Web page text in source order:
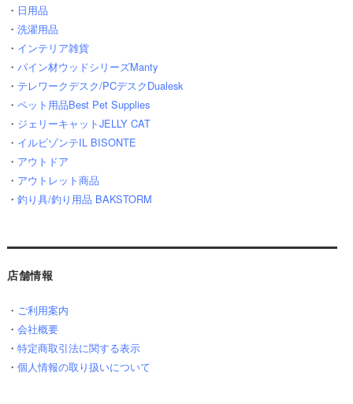
・ 日用品
・ 洗濯用品
・ インテリア雑貨
・ パイン材ウッドシリーズManty
・ テレワークデスク/PCデスクDualesk
・ ペット用品Best Pet Supplies
・ ジェリーキャットJELLY CAT
・ イルビゾンテIL BISONTE
・ アウトドア
・ アウトレット商品
・ 釣り具/釣り用品 BAKSTORM
店舗情報
・ ご利用案内
・ 会社概要
・ 特定商取引法に関する表示
・ 個人情報の取り扱いについて